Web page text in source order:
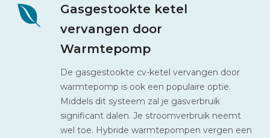
Gasgestookte ketel
vervangen door
Warmtepomp
De gasgestookte cv-ketel vervangen door
warmtepomp is ook een populaire optie.
Middels dit systeem zal je gasverbruik
significant dalen. Je stroomverbruik neemt
wel toe. Hybride warmtepompen vergen een